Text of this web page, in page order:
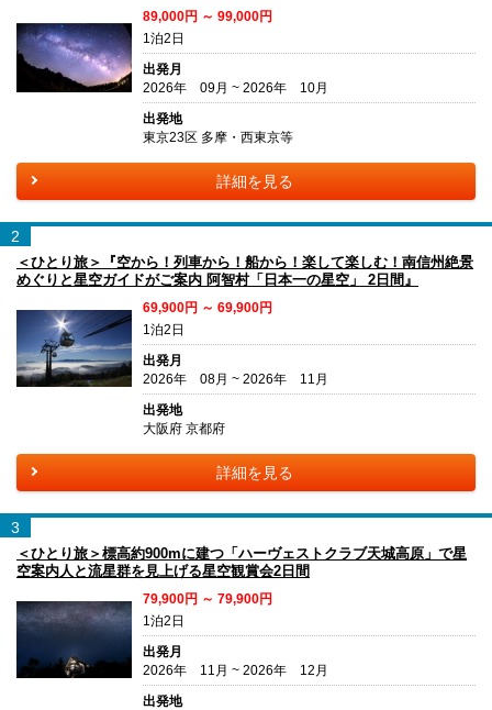
89,000円 ～ 99,000円
1泊2日
出発月
2026年 09月 ~ 2026年 10月
出発地
東京23区 多摩・西東京等
詳細を見る
2
＜ひとり旅＞『空から！列車から！船から！楽して楽しむ！南信州絶景
めぐりと星空ガイドがご案内 阿智村「日本一の星空」 2日間』
69,900円 ～ 69,900円
1泊2日
出発月
2026年 08月 ~ 2026年 11月
出発地
大阪府 京都府
詳細を見る
3
＜ひとり旅＞標高約900mに建つ「ハーヴェストクラブ天城高原」で星
空案内人と流星群を見上げる星空観賞会2日間
79,900円 ～ 79,900円
1泊2日
出発月
2026年 11月 ~ 2026年 12月
出発地